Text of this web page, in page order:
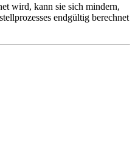
wird, kann sie sich mindern,
endgültig berechnet